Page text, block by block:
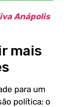
Anápolis
mais
para um
política: o